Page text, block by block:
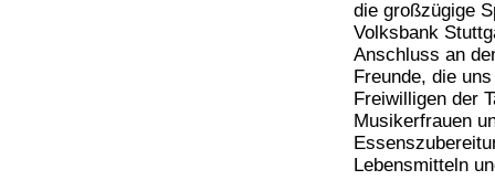
die großzügige
Volksbank
Anschluss an
Freunde, die
Freiwilligen der
Musikerfrauen
Lebensmitteln